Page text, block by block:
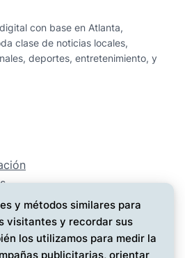
con base en Atlanta,
clase de noticias locales,
deportes, entretenimiento, y
y métodos similares para
visitantes y recordar sus
los utilizamos para medir la
publicitarias, orientar